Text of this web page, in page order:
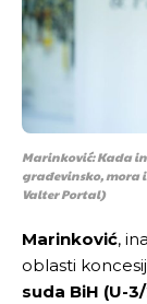
Marinković: Kada
građevinsko, mora
Valter Portal)
Marinković,
oblasti
suda BiH (U-